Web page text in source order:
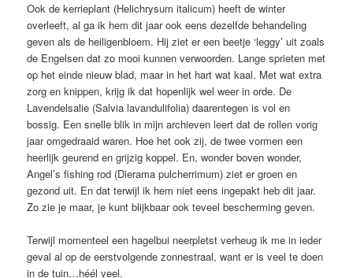
Ook de kerrieplant (Helichrysum italicum) heeft de winter
overleeft, al ga ik hem dit jaar ook eens dezelfde behandeling
geven als de heiligenbloem. Hij ziet er een beetje ‘leggy’ uit zoals
de Engelsen dat zo mooi kunnen verwoorden. Lange sprieten met
op het einde nieuw blad, maar in het hart wat kaal. Met wat extra
zorg en knippen, krijg ik dat hopenlijk wel weer in orde. De
Lavendelsalie (Salvia lavandulifolia) daarentegen is vol en
bossig. Een snelle blik in mijn archieven leert dat de rollen vorig
jaar omgedraaid waren. Hoe het ook zij, de twee vormen een
heerlijk geurend en grijzig koppel. En, wonder boven wonder,
Angel’s fishing rod (Dierama pulcherrimum) ziet er groen en
gezond uit. En dat terwijl ik hem niet eens ingepakt heb dit jaar.
Zo zie je maar, je kunt blijkbaar ook teveel bescherming geven.
Terwijl momenteel een hagelbui neerpletst verheug ik me in ieder
geval al op de eerstvolgende zonnestraal, want er is veel te doen
in de tuin…héél veel.